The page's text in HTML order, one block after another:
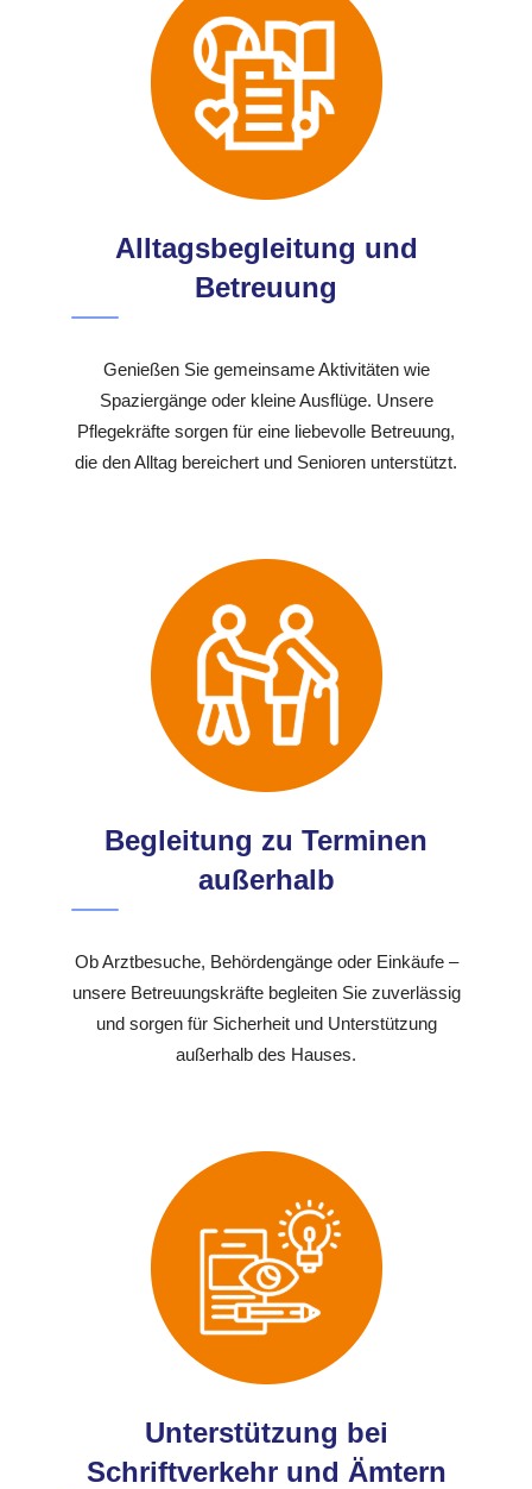
Alltagsbegleitung und
Betreuung
Genießen Sie gemeinsame Aktivitäten wie
Spaziergänge oder kleine Ausflüge. Unsere
Pflegekräfte sorgen für eine liebevolle Betreuung,
die den Alltag bereichert und Senioren unterstützt.
Begleitung zu Terminen
außerhalb
Ob Arztbesuche, Behördengänge oder Einkäufe –
unsere Betreuungskräfte begleiten Sie zuverlässig
und sorgen für Sicherheit und Unterstützung
außerhalb des Hauses.
Unterstützung bei
Schriftverkehr und Ämtern